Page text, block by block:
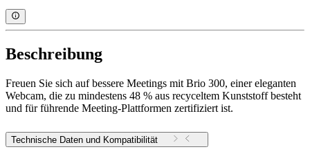
Beschreibung
Freuen Sie sich auf bessere Meetings mit Brio 300, einer eleganten
Webcam, die zu mindestens 48 % aus recyceltem Kunststoff besteht
und für führende Meeting-Plattformen zertifiziert ist.
Technische Daten und Kompatibilität